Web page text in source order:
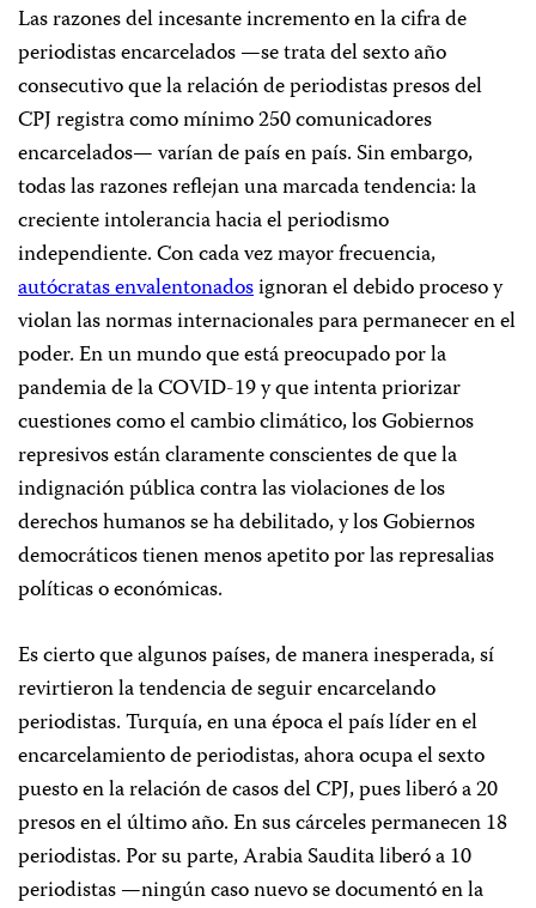
Las razones del incesante incremento en la cifra de
periodistas encarcelados —se trata del sexto año
consecutivo que la relación de periodistas presos del
CPJ registra como mínimo 250 comunicadores
encarcelados— varían de país en país. Sin embargo,
todas las razones reflejan una marcada tendencia: la
creciente intolerancia hacia el periodismo
independiente. Con cada vez mayor frecuencia,
autócratas envalentonadosignoran el debido proceso y
violan las normas internacionales para permanecer en el
poder. En un mundo que está preocupado por la
pandemia de la COVID-19 y que intenta priorizar
cuestiones como el cambio climático, los Gobiernos
represivos están claramente conscientes de que la
indignación pública contra las violaciones de los
derechos humanos se ha debilitado, y los Gobiernos
democráticos tienen menos apetito por las represalias
políticas o económicas.
Es cierto que algunos países, de manera inesperada, sí
revirtieron la tendencia de seguir encarcelando
periodistas. Turquía, en una época el país líder en el
encarcelamiento de periodistas, ahora ocupa el sexto
puesto en la relación de casos del CPJ, pues liberó a 20
presos en el último año. En sus cárceles permanecen 18
periodistas. Por su parte, Arabia Saudita liberó a 10
periodistas —ningún caso nuevo se documentó en la